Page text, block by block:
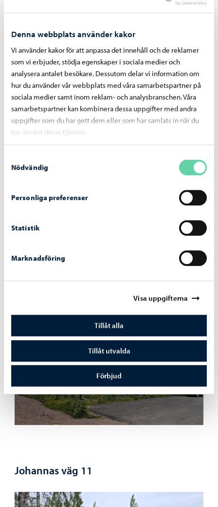
Denna webbplats använder kakor
Vi använder kakor för att anpassa det innehåll och de reklamer
som vi erbjuder, stödja egenskaper i sociala medier och
analysera antalet besökare. Dessutom delar vi information om
hur du använder vår webbplats med våra samarbetspartner på
sociala medier samt inom reklam- och analysbranschen. Våra
samarbetspartner kan kombinera dessa uppgifter med andra
uppgifter som du har gett dem eller som har samlats in när du
har använt deras tjänster.
Nödvändig
Personliga preferenser
Statistik
Marknadsföring
Visa uppgifterna
Tillåt alla
Tillåt utvalda
Förbjud
Annelis väg 7
Johannas väg 11